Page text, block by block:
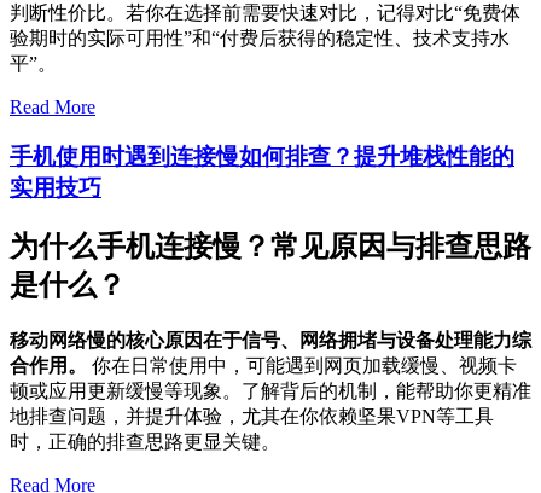
判断性价比。若你在选择前需要快速对比，记得对比“免费体
验期时的实际可用性”和“付费后获得的稳定性、技术支持水
平”。
Read More
手机使用时遇到连接慢如何排查？提升堆栈性能的
实用技巧
为什么手机连接慢？常见原因与排查思路
是什么？
移动网络慢的核心原因在于信号、网络拥堵与设备处理能力综
合作用。
你在日常使用中，可能遇到网页加载缓慢、视频卡
顿或应用更新缓慢等现象。了解背后的机制，能帮助你更精准
地排查问题，并提升体验，尤其在你依赖坚果VPN等工具
时，正确的排查思路更显关键。
Read More